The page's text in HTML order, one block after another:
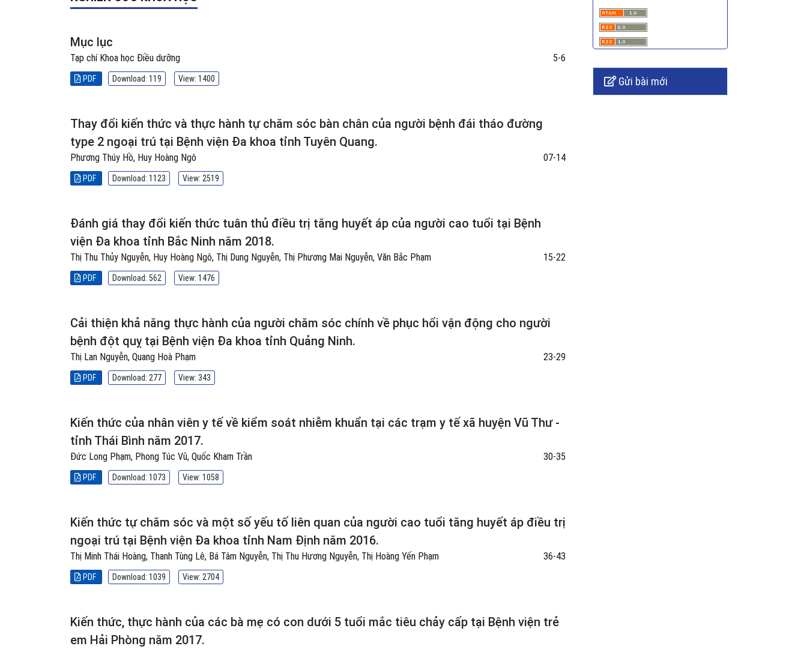
Mục lục
Tạp chí Khoa học Điều dưỡng 5-6
PDF Download: 119 View: 1400
Thay đổi kiến thức và thực hành tự chăm sóc bàn chân của người bệnh đái tháo đường
type 2 ngoại trú tại Bệnh viện Đa khoa tỉnh Tuyên Quang.
Phương Thúy Hồ, Huy Hoàng Ngô 07-14
PDF Download: 1123 View: 2519
Đánh giá thay đổi kiến thức tuân thủ điều trị tăng huyết áp của người cao tuổi tại Bệnh
viện Đa khoa tỉnh Bắc Ninh năm 2018.
Thị Thu Thủy Nguyễn, Huy Hoàng Ngô, Thị Dung Nguyễn, Thị Phương Mai Nguyễn, Văn Bắc Phạm 15-22
PDF Download: 562 View: 1476
Cải thiện khả năng thực hành của người chăm sóc chính về phục hổi vận động cho người
bệnh đột quỵ tại Bệnh viện Đa khoa tỉnh Quảng Ninh.
Thị Lan Nguyễn, Quang Hoà Phạm 23-29
PDF Download: 277 View: 343
Kiến thức của nhân viên y tế về kiểm soát nhiễm khuẩn tại các trạm y tế xã huyện Vũ Thư -
tỉnh Thái Bình năm 2017.
Đức Long Phạm, Phong Túc Vũ, Quốc Kham Trần 30-35
PDF Download: 1073 View: 1058
Kiến thức tự chăm sóc và một số yếu tố liên quan của người cao tuổi tăng huyết áp điều trị
ngoại trú tại Bệnh viện Đa khoa tỉnh Nam Định năm 2016.
Thị Minh Thái Hoàng, Thanh Tùng Lê, Bá Tâm Nguyễn, Thị Thu Hương Nguyễn, Thị Hoàng Yến Phạm 36-43
PDF Download: 1039 View: 2704
Kiến thức, thực hành của các bà mẹ có con dưới 5 tuổi mắc tiêu chảy cấp tại Bệnh viện trẻ
em Hải Phòng năm 2017.
Gửi bài mới